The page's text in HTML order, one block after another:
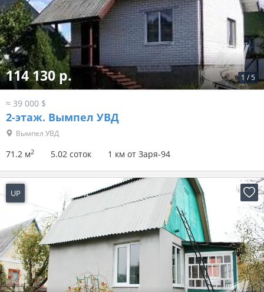
1 / 5
114 130 р.
≈ 39 000 $
2-этаж. Вымпел УВД
Вымпел УВД
71.2 м2 5.02 соток 1 км от Заря-94
UP -3 минуты назад